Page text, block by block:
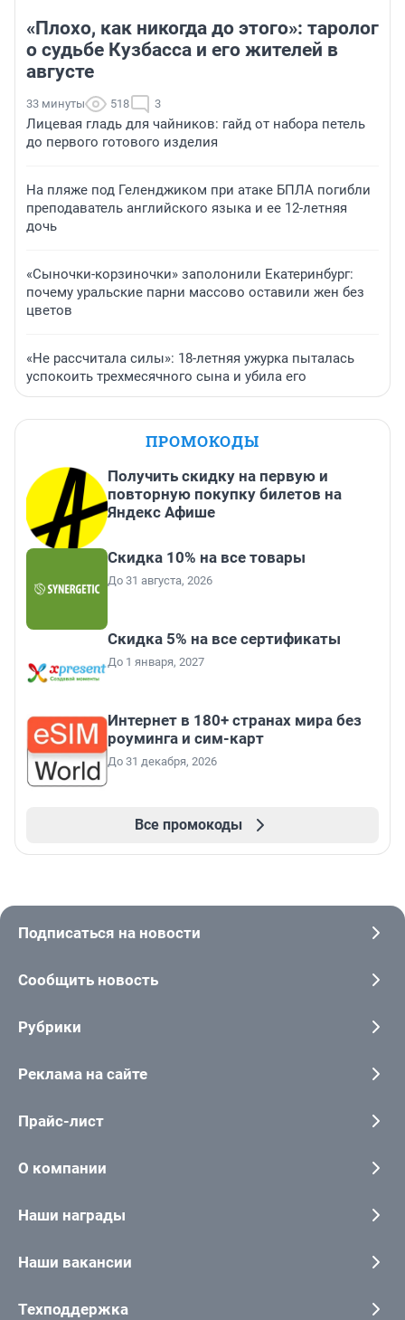
«Плохо, как никогда до этого»: таролог
о судьбе Кузбасса и его жителей в
августе
33 минуты 518 3
Лицевая гладь для чайников: гайд от набора петель
до первого готового изделия
На пляже под Геленджиком при атаке БПЛА погибли
преподаватель английского языка и ее 12-летняя
дочь
«Сыночки-корзиночки» заполонили Екатеринбург:
почему уральские парни массово оставили жен без
цветов
«Не рассчитала силы»: 18-летняя ужурка пыталась
успокоить трехмесячного сына и убила его
ПРОМОКОДЫ
Получить скидку на первую и
повторную покупку билетов на
Яндекс Афише
Скидка 10% на все товары
До 31 августа, 2026
Скидка 5% на все сертификаты
До 1 января, 2027
Интернет в 180+ странах мира без
роуминга и сим-карт
До 31 декабря, 2026
Все промокоды
Подписаться на новости
Сообщить новость
Рубрики
Реклама на сайте
Прайс-лист
О компании
Наши награды
Наши вакансии
Техподдержка